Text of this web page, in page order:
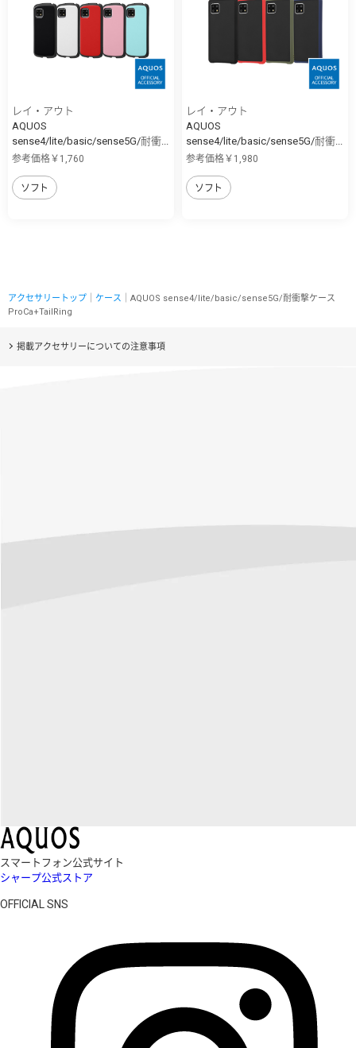
レイ・アウト
AQUOS
sense4/lite/basic/sense5G/耐衝...
参考価格￥1,760
ソフト
レイ・アウト
AQUOS
sense4/lite/basic/sense5G/耐衝...
参考価格￥1,980
ソフト
アクセサリートップ ケース ｜AQUOS sense4/lite/basic/sense5G/耐衝撃ケース
ProCa+TailRing
掲載アクセサリーについての注意事項
スマートフォン公式サイト
シャープ公式ストア
OFFICIAL SNS